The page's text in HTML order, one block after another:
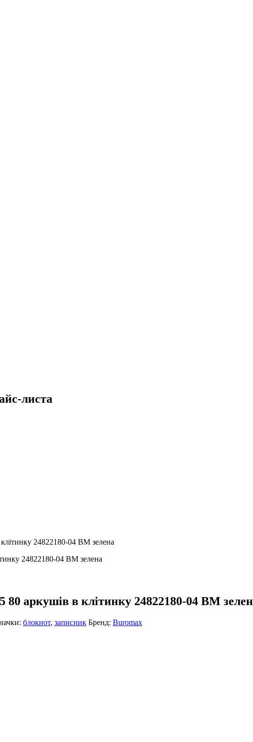
листа
24822180-04 BM зелена
аркушів в клітинку 24822180-04 BM
блокнот, записник Бренд: Buromax